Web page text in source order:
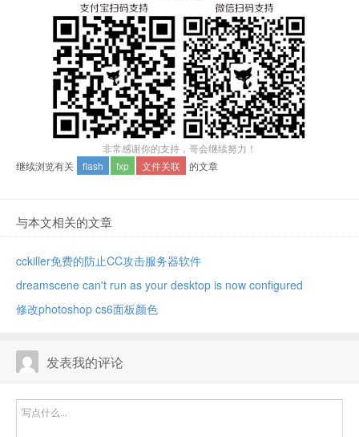
非常感谢你的支持，哥会继续努力！
继续浏览有关
flash fxp 文件关联 的文章
与本文相关的文章
cckiller免费的防止CC攻击服务器软件
dreamscene can't run as your desktop is now configured
修改photoshop cs6面板颜色
发表我的评论